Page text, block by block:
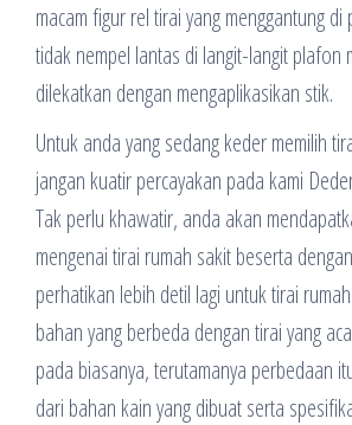
macam figur rel tirai yang menggantung
tidak nempel lantas di langit-langit plafon
dilekatkan dengan mengaplikasikan stik.
Untuk anda yang sedang keder memilih
jangan kuatir percayakan pada kami
Tak perlu khawatir, anda akan
mengenai tirai rumah sakit beserta
perhatikan lebih detil lagi untuk tirai
bahan yang berbeda dengan tirai yang
pada biasanya, terutamanya perbedaan
dari bahan kain yang dibuat serta